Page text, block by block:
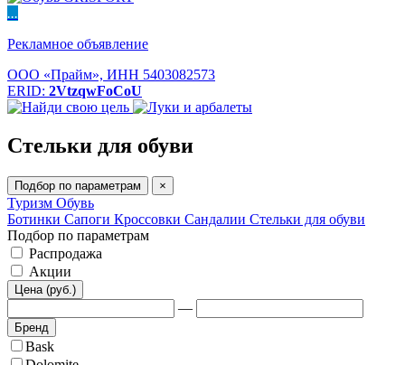
...
Рекламное объявление
ООО «Прайм», ИНН 5403082573
ERID: 2VtzqwFoCoU
Стельки для обуви
Подбор по параметрам ×
Туризм Обувь
Ботинки Сапоги Кроссовки Сандалии Стельки для обуви
Подбор по параметрам
Распродажа
Акции
Цена (руб.)
—
Бренд
Bask